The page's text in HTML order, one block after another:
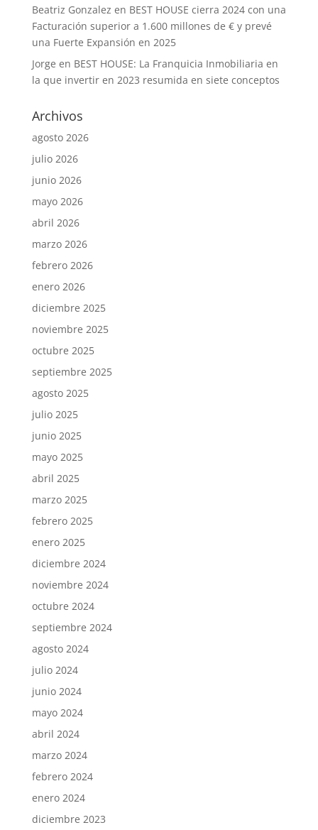
Beatriz Gonzalez en BEST HOUSE cierra 2024 con una
Facturación superior a 1.600 millones de € y prevé
una Fuerte Expansión en 2025
Jorge en BEST HOUSE: La Franquicia Inmobiliaria en
la que invertir en 2023 resumida en siete conceptos
Archivos
agosto 2026
julio 2026
junio 2026
mayo 2026
abril 2026
marzo 2026
febrero 2026
enero 2026
diciembre 2025
noviembre 2025
octubre 2025
septiembre 2025
agosto 2025
julio 2025
junio 2025
mayo 2025
abril 2025
marzo 2025
febrero 2025
enero 2025
diciembre 2024
noviembre 2024
octubre 2024
septiembre 2024
agosto 2024
julio 2024
junio 2024
mayo 2024
abril 2024
marzo 2024
febrero 2024
enero 2024
diciembre 2023